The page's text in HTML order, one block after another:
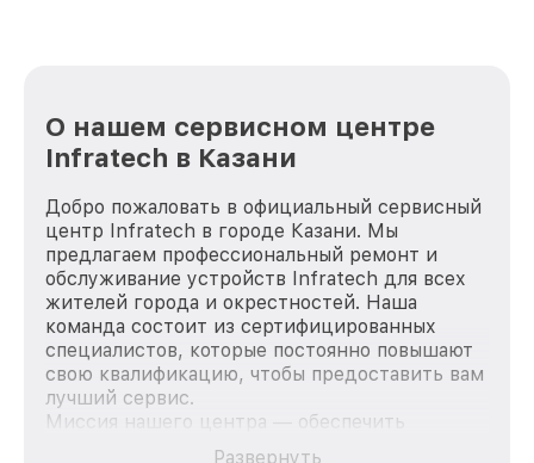
О нашем сервисном центре
Infratech в Казани
Добро пожаловать в официальный сервисный
центр Infratech в городе Казани. Мы
предлагаем профессиональный ремонт и
обслуживание устройств Infratech для всех
жителей города и окрестностей. Наша
команда состоит из сертифицированных
специалистов, которые постоянно повышают
свою квалификацию, чтобы предоставить вам
лучший сервис.
Миссия нашего центра — обеспечить
качественный и доступный ремонт для
Развернуть